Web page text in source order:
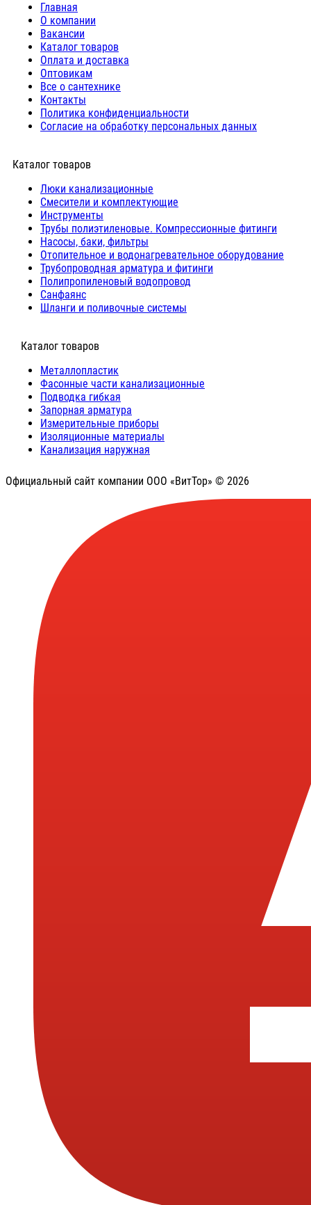
Главная
О компании
Вакансии
Каталог товаров
Оплата и доставка
Оптовикам
Все о сантехнике
Контакты
Политика конфиденциальности
Согласие на обработку персональных данных
Каталог товаров
Люки канализационные
Cмесители и комплектующие
Инструменты
Трубы полиэтиленовые. Компрессионные фитинги
Насосы, баки, фильтры
Отопительное и водонагревательное оборудование
Трубопроводная арматура и фитинги
Полипропиленовый водопровод
Санфаянс
Шланги и поливочные системы
⠀Каталог товаров
Металлопластик
Фасонные части канализационные
Подводка гибкая
Запорная арматура
Измерительные приборы
Изоляционные материалы
Канализация наружная
Официальный сайт компании ООО «ВитТор» © 2026